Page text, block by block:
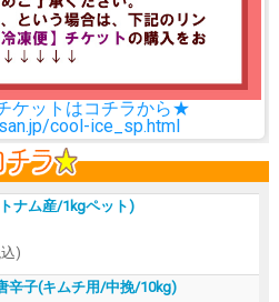
ケットはコチラから★
cool-ice_sp.html
ナム産/1kgペット)
)
辛子(キムチ用/中挽/10kg)